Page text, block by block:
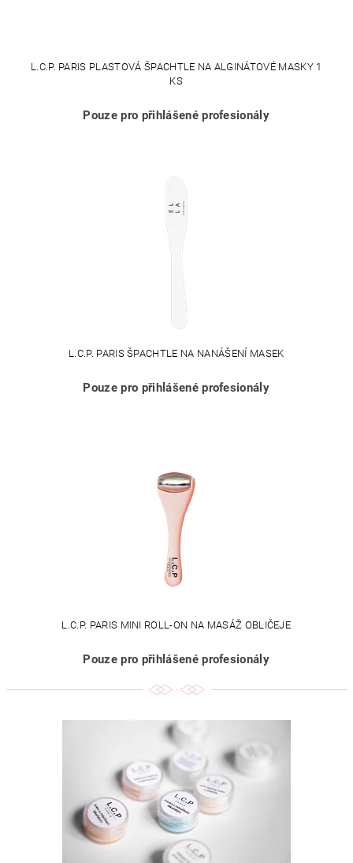
L.C.P. PARIS PLASTOVÁ ŠPACHTLE NA ALGINÁTOVÉ MASKY 1
KS
Pouze pro přihlášené profesionály
L.C.P. PARIS ŠPACHTLE NA NANÁŠENÍ MASEK
Pouze pro přihlášené profesionály
L.C.P. PARIS MINI ROLL-ON NA MASÁŽ OBLIČEJE
Pouze pro přihlášené profesionály